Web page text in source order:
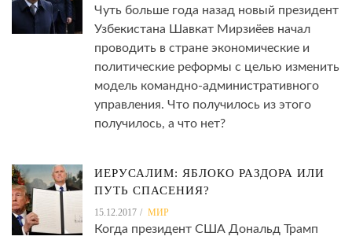
Чуть больше года назад новый президент
Узбекистана Шавкат Мирзиёев начал
проводить в стране экономические и
политические реформы с целью изменить
модель командно-административного
управления. Что получилось из этого
получилось, а что нет?
ИЕРУСАЛИМ: ЯБЛОКО РАЗДОРА ИЛИ
ПУТЬ СПАСЕНИЯ?
15.12.2017 МИР
Когда президент США Дональд Трамп